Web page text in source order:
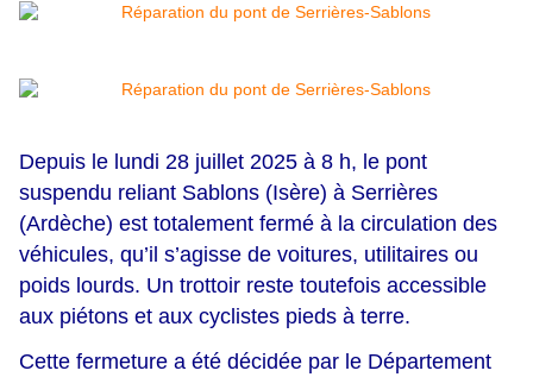
Depuis le lundi 28 juillet 2025 à 8 h, le pont
suspendu reliant Sablons (Isère) à Serrières
(Ardèche) est totalement fermé à la circulation des
véhicules, qu’il s’agisse de voitures, utilitaires ou
poids lourds. Un trottoir reste toutefois accessible
aux piétons et aux cyclistes pieds à terre.
Cette fermeture a été décidée par le Département